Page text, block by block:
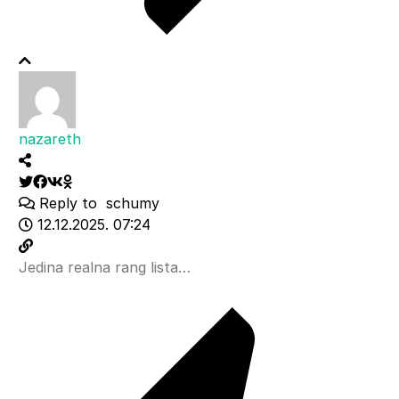
nazareth
Reply to schumy
12.12.2025. 07:24
Jedina realna rang lista…